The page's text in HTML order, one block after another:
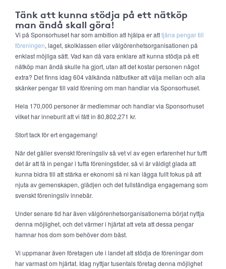
Tänk att kunna stödja på ett nätköp
man ändå skall göra!
Vi på Sponsorhuset har som ambition att hjälpa er atttjäna pengar till
föreningen, laget, skolklassen eller välgörenhetsorganisationen på
enklast möjliga sätt. Vad kan då vara enklare att kunna stödja på ett
nätköp man ändå skulle ha gjort, utan att det kostar personen något
extra? Det finns idag 604 välkända nätbutiker att välja mellan och alla
skänker pengar till vald förening om man handlar via Sponsorhuset.
Hela 170,000 personer är medlemmar och handlar via Sponsorhuset
vilket har inneburit att vi fått in 80,802,271 kr.
Stort tack för ert engagemang!
När det gäller svenskt föreningsliv så vet vi av egen erfarenhet hur tufft
det är att få in pengar i tuffa föreningstider, så vi är väldigt glada att
kunna bidra till att stärka er ekonomi så ni kan lägga fullt fokus på att
njuta av gemenskapen, glädjen och det fullständiga engagemang som
svenskt föreningsliv innebär.
Under senare tid har även välgörenhetsorganisationerna börjat nyttja
denna möjlighet, och det värmer i hjärtat att veta att dessa pengar
hamnar hos dom som behöver dom bäst.
Vi uppmanar även företagen ute i landet att stödja de föreningar dom
har varmast om hjärtat. Idag nyttjar tusentals företag denna möjlighet